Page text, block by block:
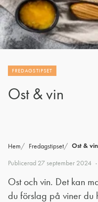
FREDAGSTIPSET
Ost & vin
Hem Fredagstipset Ost & vin
Publicerad 27 september 2024
Ost och vin. Det kan
du förslag på viner du